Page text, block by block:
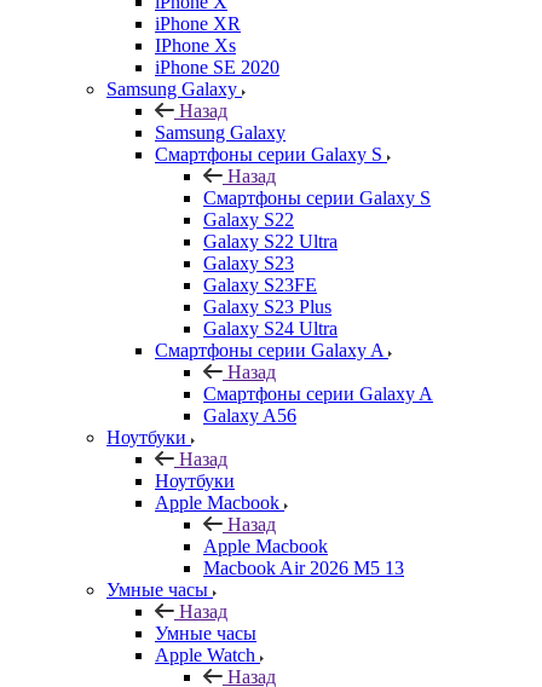
iPhone XR
IPhone Xs
iPhone SE 2020
Samsung Galaxy
Назад
Samsung Galaxy
Смартфоны серии Galaxy S
Назад
Смартфоны серии Galaxy S
Galaxy S22
Galaxy S22 Ultra
Galaxy S23
Galaxy S23FE
Galaxy S23 Plus
Galaxy S24 Ultra
Смартфоны серии Galaxy A
Назад
Смартфоны серии Galaxy A
Galaxy A56
Ноутбуки
Назад
Ноутбуки
Apple Macbook
Назад
Apple Macbook
Macbook Air 2026 M5 13
Умные часы
Назад
Умные часы
Apple Watch
Назад